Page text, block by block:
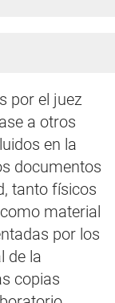
por el juez
a otros
en la
documentos
tanto físicos
material
por los
de la
copias